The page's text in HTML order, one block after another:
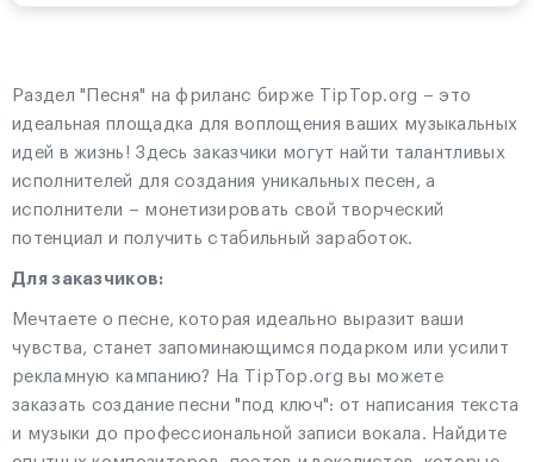
Раздел "Песня" на фриланс бирже TipTop.org – это
идеальная площадка для воплощения ваших музыкальных
идей в жизнь! Здесь заказчики могут найти талантливых
исполнителей для создания уникальных песен, а
исполнители – монетизировать свой творческий
потенциал и получить стабильный заработок.
Для заказчиков:
Мечтаете о песне, которая идеально выразит ваши
чувства, станет запоминающимся подарком или усилит
рекламную кампанию? На TipTop.org вы можете
заказать создание песни "под ключ": от написания текста
и музыки до профессиональной записи вокала. Найдите